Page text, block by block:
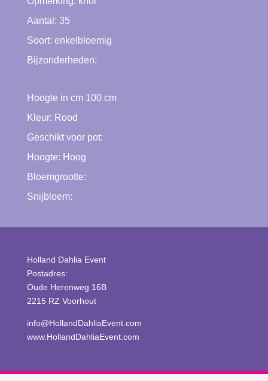
Aantal: 35
Soort: enkelbloemig
Bijzonderheden:
Hoogte in cm 100cm
Kleur: Rood
Geschikt voor pot:
Hoogte: Hoog
Bloemgrootte:
Snijbloem:
Holland Dahlia Event
Postadres:
Oude Herenweg 16B
2215 RZ Voorhout
info@HollandDahliaEvent.com
www.HollandDahliaEvent.com